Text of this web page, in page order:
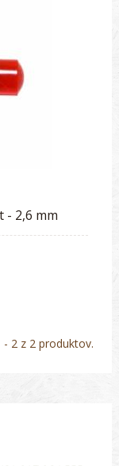
- 2,6 mm
2 z 2 produktov.